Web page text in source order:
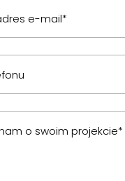
e-mail*
o swoim projekcie*